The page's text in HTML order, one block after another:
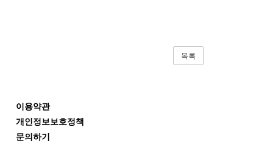
목록
이용약관
개인정보보호정책
문의하기